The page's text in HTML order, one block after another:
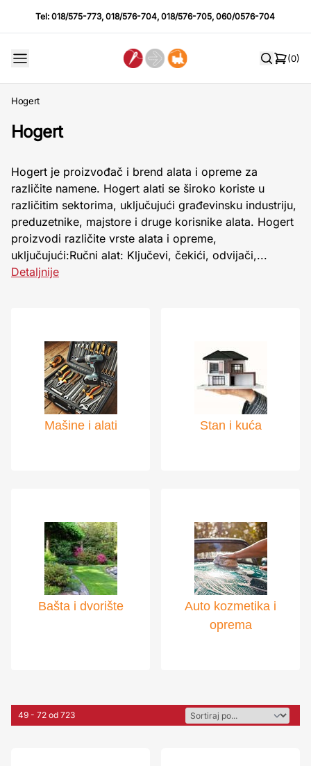
Tel:018/575-773,018/576-704,018/576-705,060/0576-704
(0)
Hogert
Hogert
Hogert je proizvođač i brend alata i opreme za
različite namene. Hogert alati se široko koriste u
različitim sektorima, uključujući građevinsku industriju,
preduzetnike, majstore i druge korisnike alata. Hogert
proizvodi različite vrste alata i opreme,
uključujući:Ručni alat: Ključevi, čekići, odvijači,...
Detaljnije
Mašine i alati Stan i kuća
Bašta i dvorište
Auto kozmetika i
oprema
49 - 72 od 723